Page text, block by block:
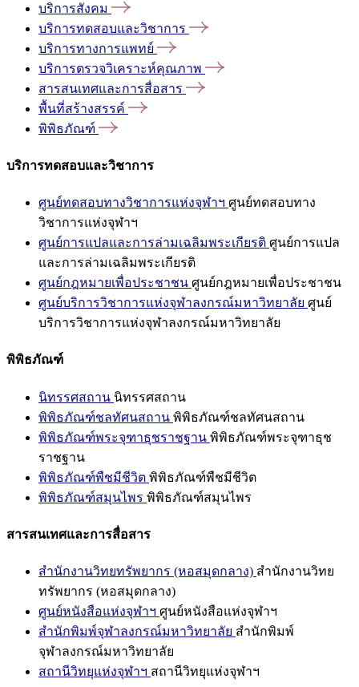
บริการสังคม
บริการทดสอบและวิชาการ
บริการทางการแพทย์
บริการตรวจวิเคราะห์คุณภาพ
สารสนเทศและการสื่อสาร
พื้นที่สร้างสรรค์
พิพิธภัณฑ์
บริการทดสอบและวิชาการ
ศูนย์ทดสอบทางวิชาการแห่งจุฬาฯ ศูนย์ทดสอบทาง
วิชาการแห่งจุฬาฯ
ศูนย์การแปลและการล่ามเฉลิมพระเกียรติ ศูนย์การแปล
และการล่ามเฉลิมพระเกียรติ
ศูนย์กฎหมายเพื่อประชาชน ศูนย์กฎหมายเพื่อประชาชน
ศูนย์บริการวิชาการแห่งจุฬาลงกรณ์มหาวิทยาลัย ศูนย์
บริการวิชาการแห่งจุฬาลงกรณ์มหาวิทยาลัย
พิพิธภัณฑ์
นิทรรศสถาน นิทรรศสถาน
พิพิธภัณฑ์ชลทัศนสถาน พิพิธภัณฑ์ชลทัศนสถาน
พิพิธภัณฑ์พระจุฑาธุชราชฐาน พิพิธภัณฑ์พระจุฑาธุช
ราชฐาน
พิพิธภัณฑ์พืชมีชีวิต พิพิธภัณฑ์พืชมีชีวิต
พิพิธภัณฑ์สมุนไพร พิพิธภัณฑ์สมุนไพร
สารสนเทศและการสื่อสาร
สำนักงานวิทยทรัพยากร (หอสมุดกลาง) สำนักงานวิทย
ทรัพยากร (หอสมุดกลาง)
ศูนย์หนังสือแห่งจุฬาฯ ศูนย์หนังสือแห่งจุฬาฯ
สำนักพิมพ์จุฬาลงกรณ์มหาวิทยาลัย สำนักพิมพ์
จุฬาลงกรณ์มหาวิทยาลัย
สถานีวิทยุแห่งจุฬาฯ สถานีวิทยุแห่งจุฬาฯ